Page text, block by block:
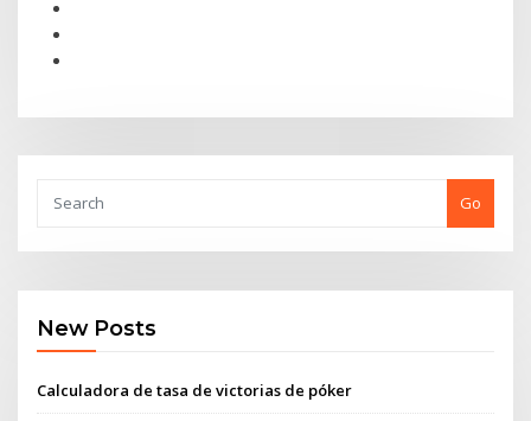
Go
New Posts
Calculadora de tasa de victorias de póker